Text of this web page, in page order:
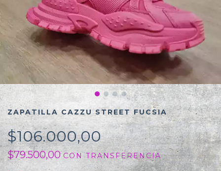
ZAPATILLA CAZZU STREET FUCSIA
$106.000,00
$79.500,00CON TRANSFERENCIA